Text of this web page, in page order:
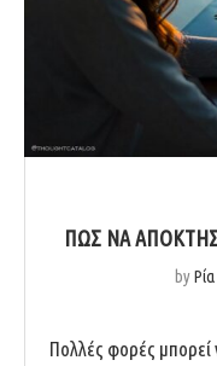
ΠΩΣ ΝΑ
by
Πολλές φορές